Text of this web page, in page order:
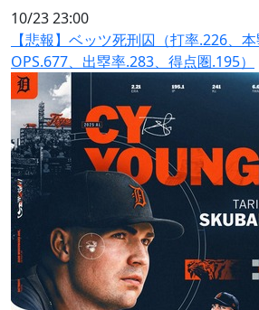
10/23 23:00
【悲報】ベッツ死刑囚（打率.226、
OPS.677、出塁率.283、得点圏.195）